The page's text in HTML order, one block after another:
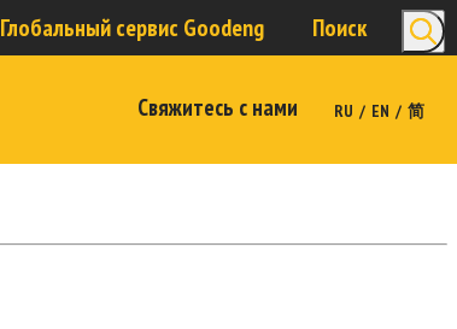
Глобальный сервис Goodeng Поиск
Свяжитесь с нами RU / EN / 简